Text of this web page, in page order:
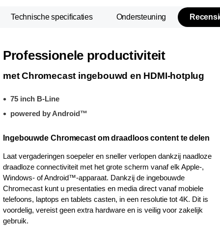
Technische specificaties Ondersteuning
Professionele productiviteit
met Chromecast ingebouwd en HDMI-hotplug
75 inch B-Line
powered by Android™
Ingebouwde Chromecast om draadloos content te delen
Laat vergaderingen soepeler en sneller verlopen dankzij naadloze
draadloze connectiviteit met het grote scherm vanaf elk Apple-,
Windows- of Android™-apparaat. Dankzij de ingebouwde
Chromecast kunt u presentaties en media direct vanaf mobiele
telefoons, laptops en tablets casten, in een resolutie tot 4K. Dit is
voordelig, vereist geen extra hardware en is veilig voor zakelijk
gebruik.